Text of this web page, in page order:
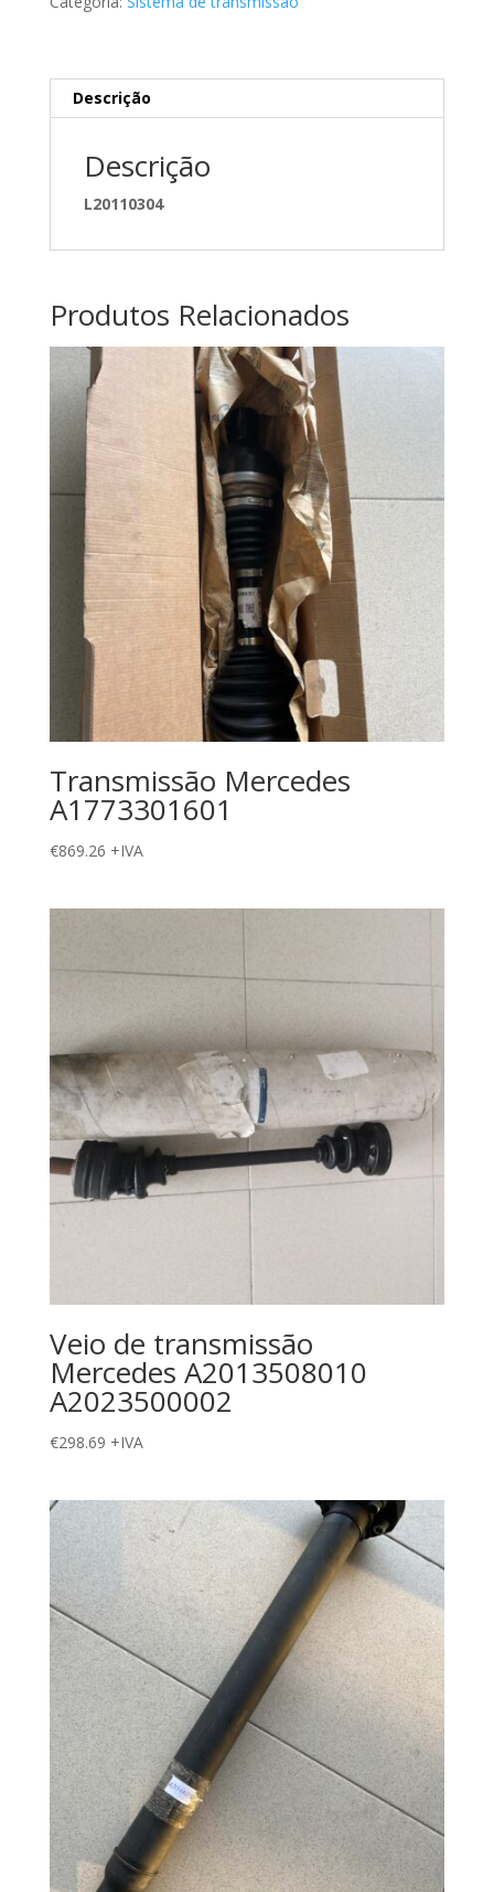
A2024100747
Descrição
Descrição
L20110304
Produtos Relacionados
Transmissão Mercedes
A1773301601
€869.26 +IVA
Veio de transmissão
Mercedes A2013508010
A2023500002
€298.69 +IVA